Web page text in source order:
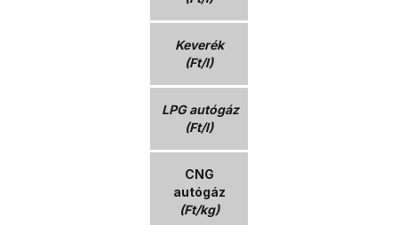
Keverék
(Ft/l)
LPG autógáz
(Ft/l)
CNG
autógáz
(Ft/kg)